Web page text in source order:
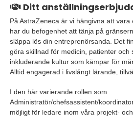
Ditt
På AstraZeneca är vi hängivna att
har du befogenhet att tänja på
släppa lös din entreprenörsanda. Det
göra skillnad för medicin, patienter och
inkluderande kultur som kämpar för
Alltid engagerad i livslångt lärande,
I den här varierande rollen som
Administratör/chefsassistent/
möjligt för ledare inom våra projekt-